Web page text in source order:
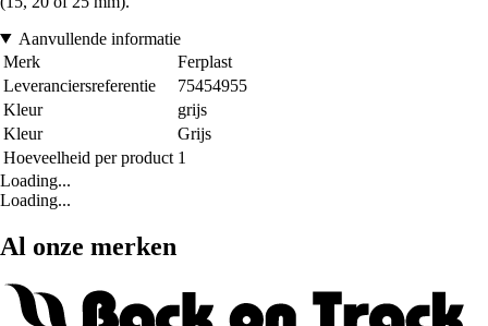
Aanvullende informatie
Merk
Ferplast
Leveranciersreferentie
75454955
Kleur
grijs
Kleur
Grijs
Hoeveelheid per product 1
Loading...
Loading...
Al onze merken